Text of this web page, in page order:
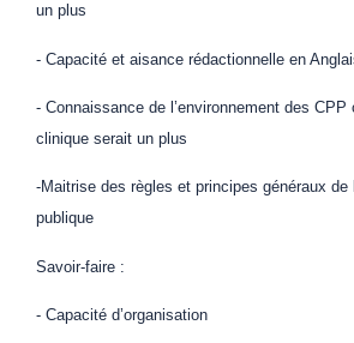
un plus
- Capacité et aisance rédactionnelle en
- Connaissance de l’environnement des CPP
clinique serait un plus
-Maitrise des règles et principes généraux de
publique
Savoir-faire :
- Capacité d’organisation